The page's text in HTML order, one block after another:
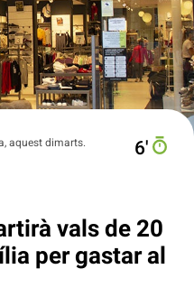
aquest dimarts.
6′
vals de 20
per gastar al